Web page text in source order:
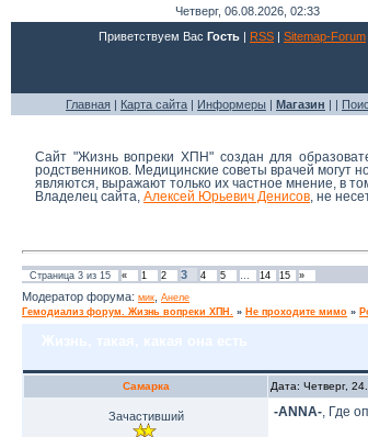
Четверг, 06.08.2026, 02:33
Приветствуем Вас Гость | RSS | Sitemap-Forum
Главная | Карта сайта | Информеры | Магазин | |
Сайт "Жизнь вопреки ХПН" создан для
родственников. Медицинские советы врачей могут
являются, выражают только их частное мнение, в
Владелец сайта, Алексей Юрьевич Денисов , не
Страница 3 из 15 « 1 2 3 4 5 … 14 15 »
Модератор форума: мик Анеле
Гемодиализ форум. Жизнь вопреки ХПН. » Не проходите мимо »
Жизнь, такая, какая она есть
Самарка Дата: Четверг,
Зачастивший -ANNA-, Где